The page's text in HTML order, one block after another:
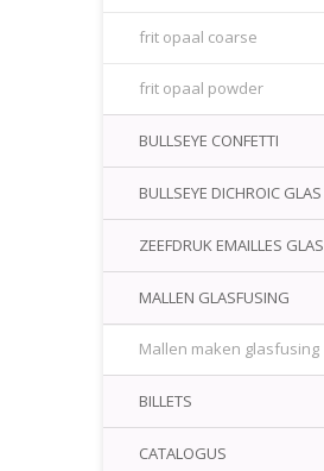
frit opaal coarse
frit opaal powder
BULLSEYE CONFETTI
BULLSEYE DICHROIC GLAS
ZEEFDRUK EMAILLES GLAS
MALLEN GLASFUSING
Mallen maken glasfusing
BILLETS
CATALOGUS